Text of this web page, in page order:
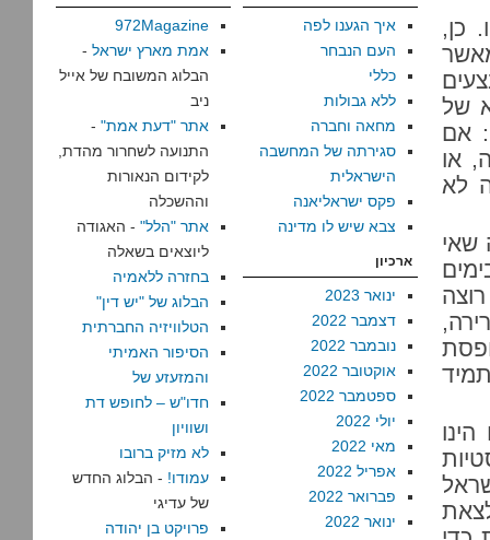
כן,
של
אם
או
תמיד את מי שנשאר בן 20, זה לא
שאי
איך הגענו לפה
העם הנבחר
כללי
ללא גבולות
מחאה וחברה
סגירתה של המחשבה
הישראלית
פקס ישראליאנה
צבא שיש לו מדינה
ארכיון
ינואר 2023
דצמבר 2022
נובמבר 2022
אוקטובר 2022
ספטמבר 2022
יולי 2022
מאי 2022
אפריל 2022
פברואר 2022
ינואר 2022
972Magazine
אמת מארץ ישראל -
הבלוג המשובח של אייל
ניב
אתר "דעת אמת" -
התנועה לשחרור מהדת,
לקידום הנאורות
וההשכלה
אתר "הלל" - האגודה
ליוצאים בשאלה
בחזרה ללאמיה
הבלוג של "יש דין"
הטלוויזיה החברתית
הסיפור האמיתי
והמזעזע של
חדו"ש – לחופש דת
ושוויון
לא מזיק ברובו
עמודו! - הבלוג החדש
של עדיגי
פרויקט בן יהודה